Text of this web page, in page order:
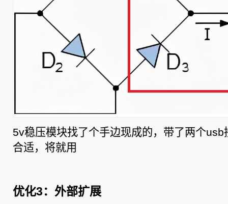
5v稳压模块找了个手边现成的，带了两个
合适，将就用
优化3：外部扩展